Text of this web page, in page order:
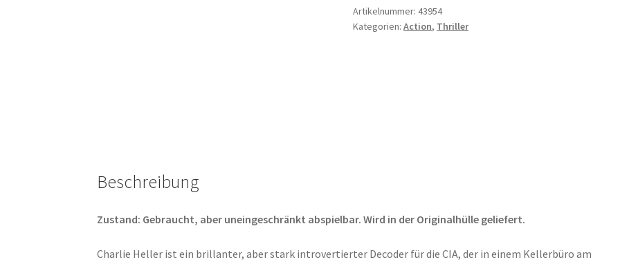
Artikelnummer:43954
Kategorien:Action, Thriller
Beschreibung
Zustand: Gebraucht, aber uneingeschränkt abspielbar. Wird in der Originalhülle geliefert.
Charlie Heller ist ein brillanter, aber stark introvertierter Decoder für die CIA, der in einem Kellerbüro am